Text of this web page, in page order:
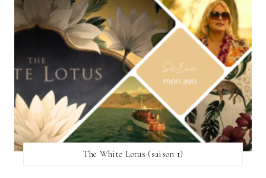
The White Lotus (saison 1)